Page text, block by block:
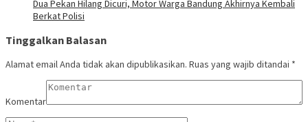
Dua Pekan Hilang Dicuri, Motor Warga Bandung Akhirnya Kembali
Berkat Polisi
Tinggalkan Balasan
Alamat email Anda tidak akan dipublikasikan. Ruas yang wajib ditandai *
Komentar